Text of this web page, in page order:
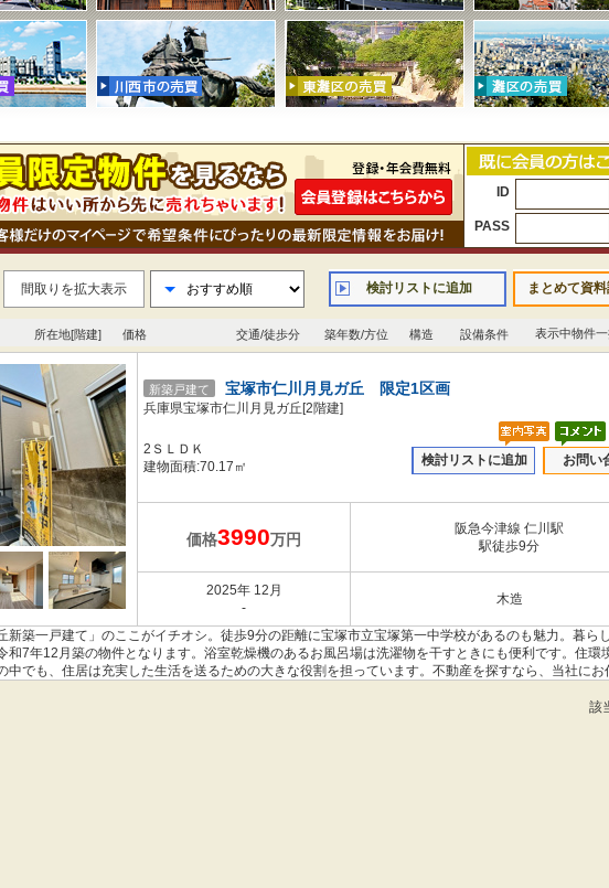
ID
PASS
間取りを拡大表示 検討リストに追加 まとめて資
所在地[階建] 価格 交通/徒歩分 築年数/方位 構造 設備条件 表示中物件
新築戸建て 宝塚市仁川月見ガ丘 限定1区画
兵庫県宝塚市仁川月見ガ丘[2階建]
2ＳＬＤＫ
建物面積:70.17㎡
検討リストに追加 お問い
価格3990万円
阪急今津線 仁川駅
駅徒歩9分
2025年 12月
-
木造
新築一戸建て」のここがイチオシ。徒歩9分の距離に宝塚市立宝塚第一中学校があるのも魅力。暮ら
和7年12月築の物件となります。浴室乾燥機のあるお風呂場は洗濯物を干すときにも便利です。住環
中でも、住居は充実した生活を送るための大きな役割を担っています。不動産を探すなら、当社にお
該